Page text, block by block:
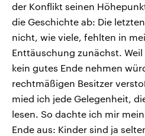
der Konflikt seinen
die Geschichte ab: Die
nicht, wie viele, fehlten in
Enttäuschung zunächst.
kein gutes Ende nehmen
rechtmäßigen Besitzer
mied ich jede Gelegenheit,
lesen. So dachte ich mir
Ende aus: Kinder sind ja